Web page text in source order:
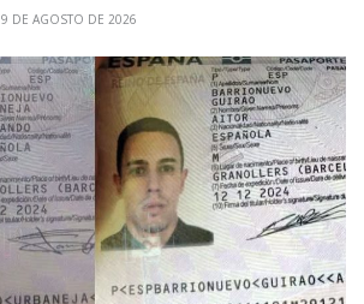
9 DE AGOSTO DE 2026